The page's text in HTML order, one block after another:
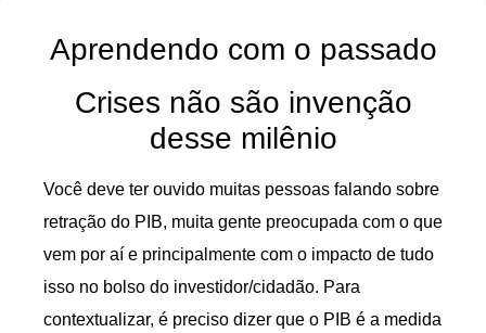
Aprendendo com o passado
Crises não são invenção
desse milênio
Você deve ter ouvido muitas pessoas falando sobre
retração do PIB, muita gente preocupada com o que
vem por aí e principalmente com o impacto de tudo
isso no bolso do investidor/cidadão. Para
contextualizar, é preciso dizer que o PIB é a medida